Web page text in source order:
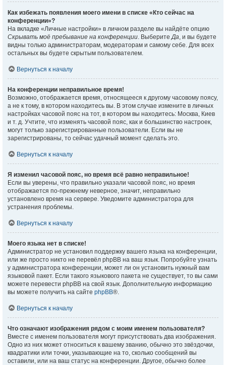
Как избежать появления моего имени в списке «Кто сейчас на
конференции»?
На вкладке «Личные настройки» в личном разделе вы найдёте опцию
Скрывать моё пребывание на конференции. ВыберитеДа, и вы будете
видны только администраторам, модераторам и самому себе. Для всех
остальных вы будете скрытым пользователем.
Вернуться к началу
На конференции неправильное время!
Возможно, отображается время, относящееся к другому часовому поясу,
а не к тому, в котором находитесь вы. В этом случае измените в личных
настройках часовой пояс на тот, в котором вы находитесь: Москва, Киев
и т. д. Учтите, что изменять часовой пояс, как и большинство настроек,
могут только зарегистрированные пользователи. Если вы не
зарегистрированы, то сейчас удачный момент сделать это.
Вернуться к началу
Я изменил часовой пояс, но время всё равно неправильное!
Если вы уверены, что правильно указали часовой пояс, но время
отображается по-прежнему неверное, значит, неправильно
установлено время на сервере. Уведомите администратора для
устранения проблемы.
Вернуться к началу
Моего языка нет в списке!
Администратор не установил поддержку вашего языка на конференции,
или же просто никто не перевёл phpBB на ваш язык. Попробуйте узнать
у администратора конференции, может ли он установить нужный вам
языковой пакет. Если такого языкового пакета не существует, то вы сами
можете перевести phpBB на свой язык. Дополнительную информацию
вы можете получить на сайте phpBB®.
Вернуться к началу
Что означают изображения рядом с моим именем пользователя?
Вместе с именем пользователя могут присутствовать два изображения.
Одно из них может относиться к вашему званию, обычно это звёздочки,
квадратики или точки, указывающие на то, сколько сообщений вы
оставили, или на ваш статус на конференции. Другое, обычно более